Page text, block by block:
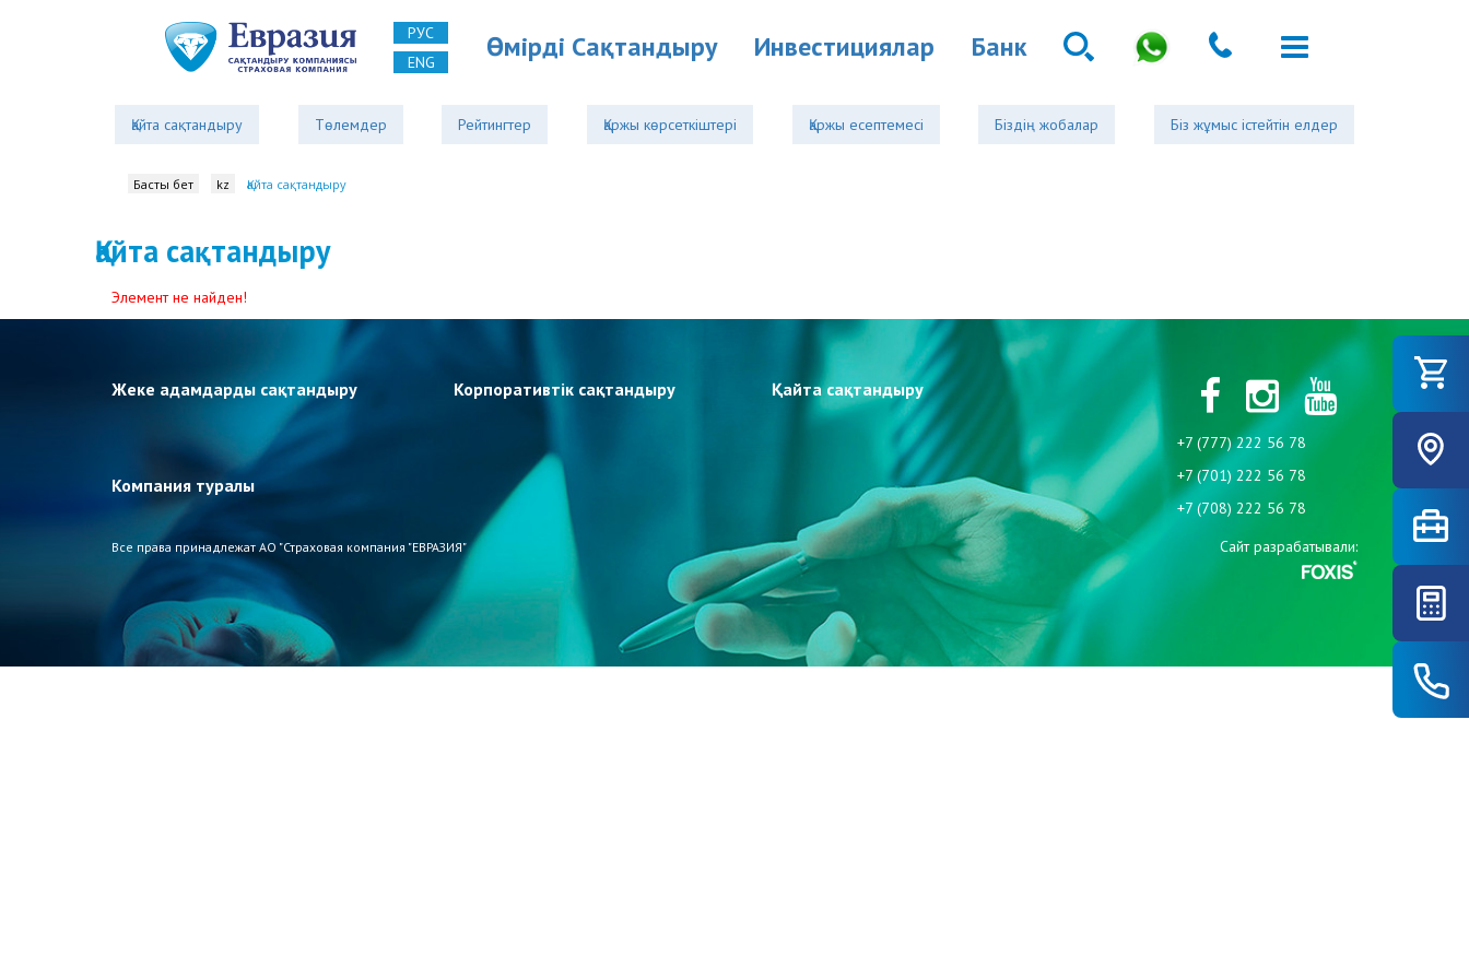
РУС
ENG
Өмірді Cақтандыру Инвестициялар Банк
Қайта сақтандыру Төлемдер Рейтингтер Қаржы көрсеткіштері Қаржы есептемесі Біздің жобалар Біз жұмыс істейтін елдер
Басты бет kz Қайта сақтандыру
Қайта сақтандыру
Элемент не найден!
Жеке адамдарды сақтандыру Корпоративтік сақтандыру Қайта сақтандыру
Компания туралы
+7 (777) 222 56 78
+7 (701) 222 56 78
+7 (708) 222 56 78
Все права принадлежат АО "Страховая компания "ЕВРАЗИЯ" Сайт разрабатывали: